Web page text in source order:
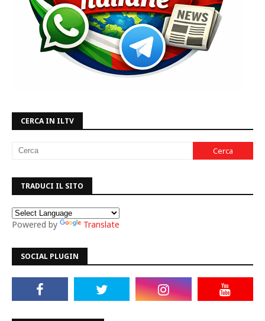
CERCA IN ILTV
TRADUCI IL SITO
Powered by Translate
SOCIAL PLUGIN